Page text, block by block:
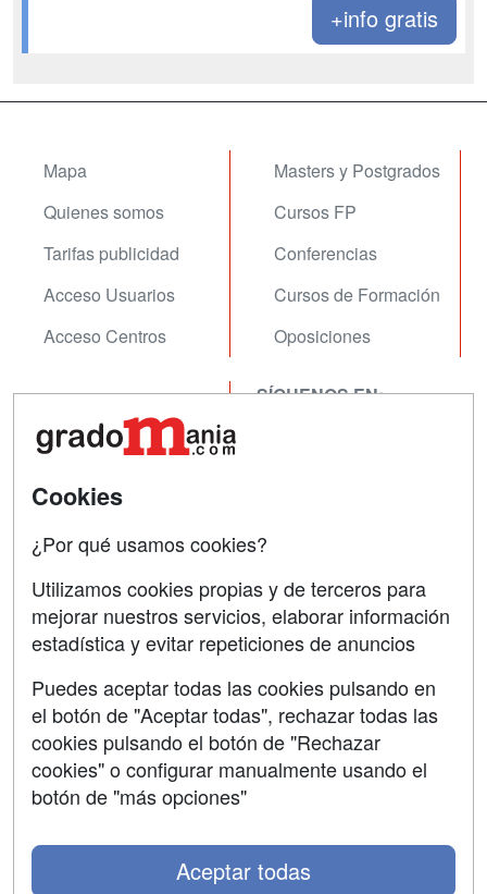
+info gratis
Mapa
Quienes somos
Tarifas publicidad
Acceso Usuarios
Acceso Centros
Masters y Postgrados
Cursos FP
Conferencias
Cursos de Formación
Oposiciones
Contactar
Confidencialidad
Aviso legal
SÍGUENOS EN:
Grupo formazion:
Cookies
¿Por qué usamos cookies?
Utilizamos cookies propias y de terceros para
mejorar nuestros servicios, elaborar información
estadística y evitar repeticiones de anuncios
Puedes aceptar todas las cookies pulsando en
el botón de "Aceptar todas", rechazar todas las
cookies pulsando el botón de "Rechazar
cookies" o configurar manualmente usando el
botón de "más opciones"
Aceptar todas